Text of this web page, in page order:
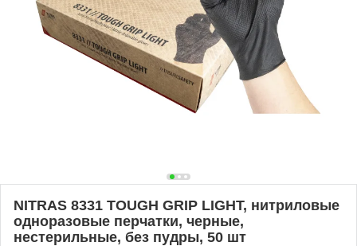
NITRAS 8331 TOUGH GRIP LIGHT, нитриловые
одноразовые перчатки, черные,
нестерильные, без пудры, 50 шт